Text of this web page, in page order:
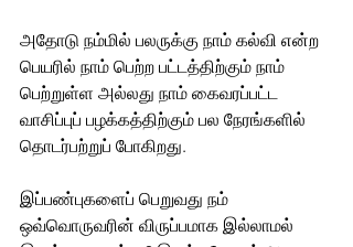
அதோடு நம்மில் பலருக்கு நாம் கல்வி என்ற
பெயரில் நாம் பெற்ற பட்டத்திற்கும் நாம்
பெற்றுள்ள அல்லது நாம் கைவரப்பட்ட
வாசிப்புப் பழக்கத்திற்கும் பல நேரங்களில்
தொடர்பற்றுப் போகிறது.
இப்பண்புகளைப் பெறுவது நம்
ஒவ்வொருவரின் விருப்பமாக இல்லாமல்